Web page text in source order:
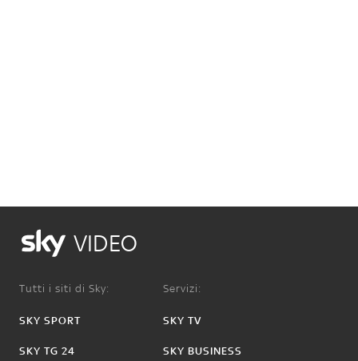
VIDEO
Tutti i siti di Sky:
SKY SPORT
SKY TG 24
Servizi:
SKY TV
SKY BUSINESS